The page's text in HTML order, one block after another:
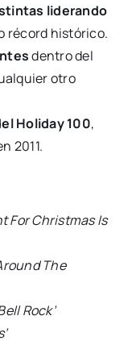
liderando
récord histórico.
dentro del
otro
Holiday 100,
2011.
For Christmas Is
The
Rock’